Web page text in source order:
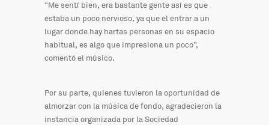
“Me sentí bien, era bastante gente así es que
estaba un poco nervioso, ya que el entrar a un
lugar donde hay hartas personas en su espacio
habitual, es algo que impresiona un poco”,
comentó el músico.
Por su parte, quienes tuvieron la oportunidad de
almorzar con la música de fondo, agradecieron la
instancia organizada por la Sociedad